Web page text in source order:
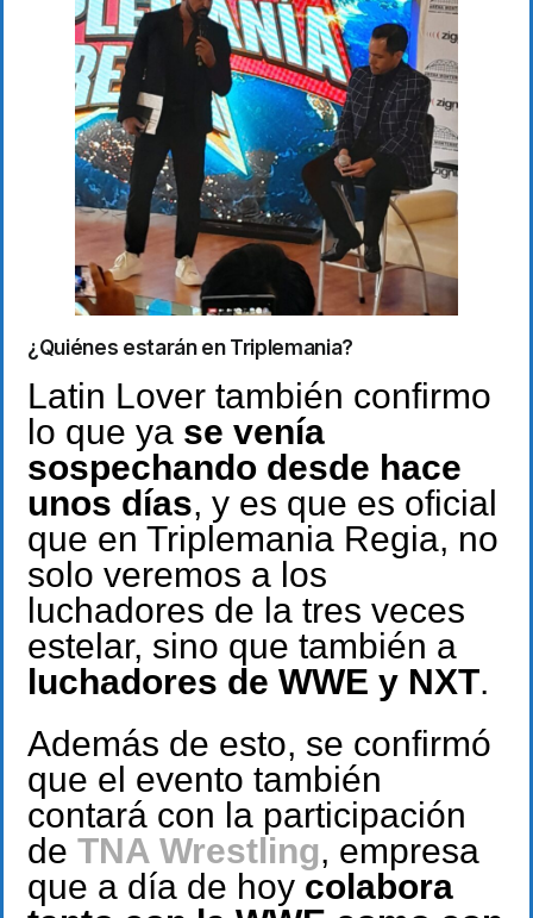
¿Quiénes estarán en Triplemania?
Latin Lover también confirmo
lo que ya se venía
sospechando desde hace
unos días, y es que es oficial
que en Triplemania Regia, no
solo veremos a los
luchadores de la tres veces
estelar, sino que también a
luchadores de WWE y NXT.
Además de esto, se confirmó
que el evento también
contará con la participación
de TNA Wrestling, empresa
que a día de hoy colabora